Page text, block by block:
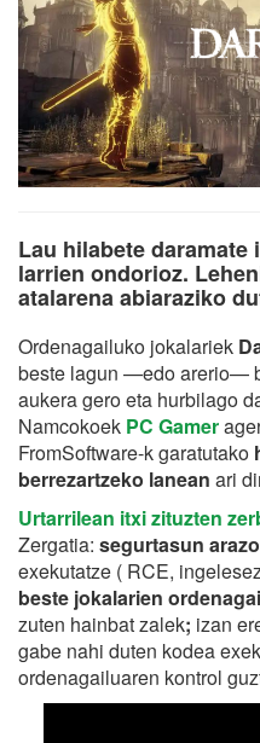
Lau hilabete
larrien ondorioz.
atalarena abiaraziko
Ordenagailuko jokalariek
beste lagun —edo arerio—
aukera gero eta hurbilago
Namcokoek PC Gamer
FromSoftware-k garatutako
berrezartzeko lanean ari
Urtarrilean itxi zituzten
Zergatia: segurtasun
exekutatze ( RCE,
beste jokalarien
zuten hainbat zalek; izan
gabe nahi duten kodea
ordenagailuaren kontrol